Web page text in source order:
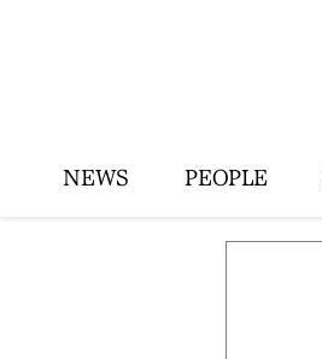
NEWS PEOPLE